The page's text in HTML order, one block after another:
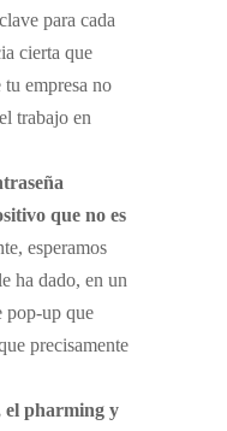
para cada
cierta que
tu empresa no
trabajo en
que no es
esperamos
ha dado, en un
pop-up que
precisamente
el pharming y